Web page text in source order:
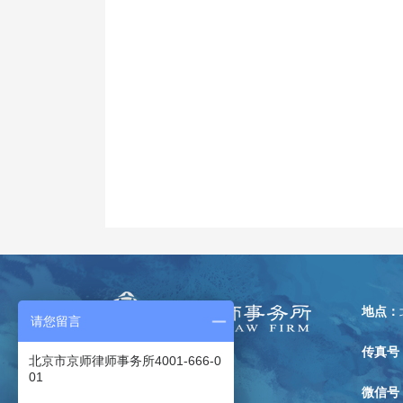
地点：
传真号
微信号
请您留言
北京市京师律师事务所4001-666-0
01